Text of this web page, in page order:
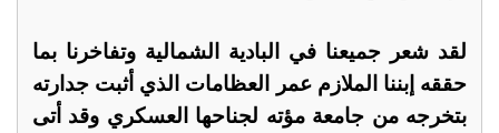
لقد شعر جميعنا في البادية الشمالية وتفاخرنا بما
حققه إبننا الملازم عمر العظامات الذي أثبت جدارته
بتخرجه من جامعة مؤته لجناحها العسكري وقد أتى